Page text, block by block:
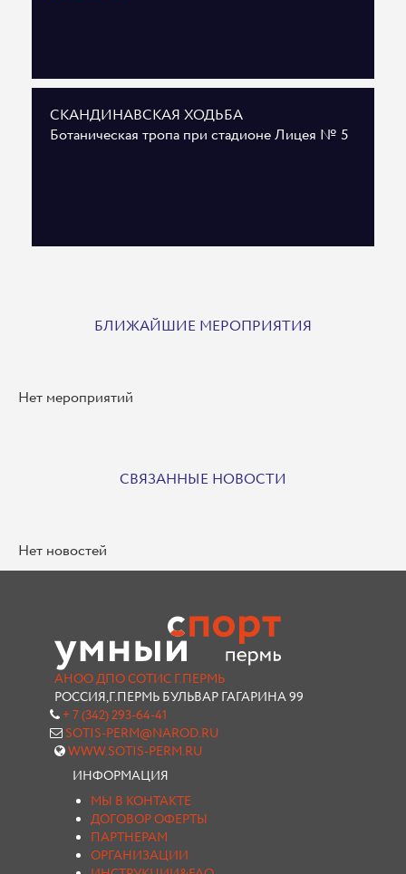
СКАНДИНАВСКАЯ ХОДЬБА
Ботаническая тропа при стадионе Лицея № 5
БЛИЖАЙШИЕ МЕРОПРИЯТИЯ
Нет мероприятий
СВЯЗАННЫЕ НОВОСТИ
Нет новостей
АНОО ДПО СОТИС Г.ПЕРМЬ
РОССИЯ,Г.ПЕРМЬ БУЛЬВАР ГАГАРИНА 99
+ 7 (342) 293-64-41
SOTIS-PERM@NAROD.RU
WWW.SOTIS-PERM.RU
ИНФОРМАЦИЯ
МЫ В КОНТАКТЕ
ДОГОВОР ОФЕРТЫ
ПАРТНЕРАМ
ОРГАНИЗАЦИИ